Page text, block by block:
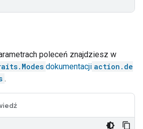
poleceń znajdziesz w
dokumentacji action.de
.